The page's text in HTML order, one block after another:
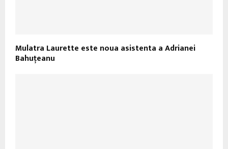
Mulatra Laurette este noua asistenta a Adrianei
Bahuţeanu